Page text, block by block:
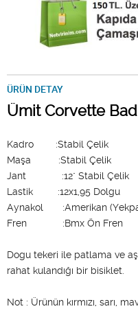
ÜRÜN DETAY
Ümit Corvette
Kadro :Stabil Çelik
Maşa :Stabil Çelik
Jant :12" Stabil Çelik
Lastik :12x1,95 Dolgu
Aynakol :Amerikan
Fren :Bmx Ön Fren
Dogu tekeri ile patlama ve
rahat kulandığı bir bisiklet.
Not : Ürünün kırmızı, sarı,